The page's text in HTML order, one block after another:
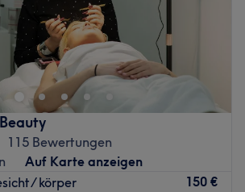
115 Bewertungen
Auf Karte anzeigen
körper
150 €